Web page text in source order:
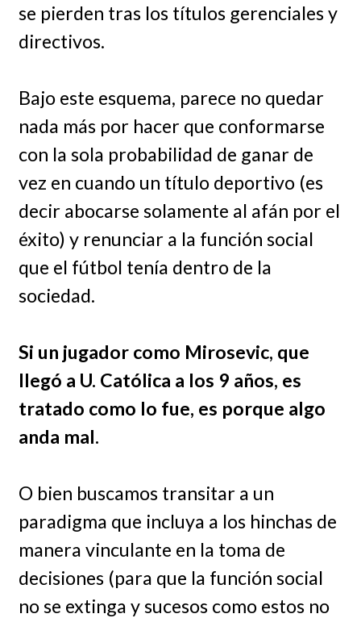
se pierden tras los títulos gerenciales y
directivos.
Bajo este esquema, parece no quedar
nada más por hacer que conformarse
con la sola probabilidad de ganar de
vez en cuando un título deportivo (es
decir abocarse solamente al afán por el
éxito) y renunciar a la función social
que el fútbol tenía dentro de la
sociedad.
Si un jugador como Mirosevic, que
llegó a U. Católica a los 9 años, es
tratado como lo fue, es porque algo
anda mal.
O bien buscamos transitar a un
paradigma que incluya a los hinchas de
manera vinculante en la toma de
decisiones (para que la función social
no se extinga y sucesos como estos no